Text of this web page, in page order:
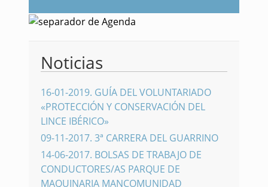
Noticias
16-01-2019. GUÍA DEL VOLUNTARIADO
«PROTECCIÓN Y CONSERVACIÓN DEL
LINCE IBÉRICO»
09-11-2017. 3ª CARRERA DEL GUARRINO
14-06-2017. BOLSAS DE TRABAJO DE
CONDUCTORES/AS PARQUE DE
MAQUINARIA MANCOMUNIDAD